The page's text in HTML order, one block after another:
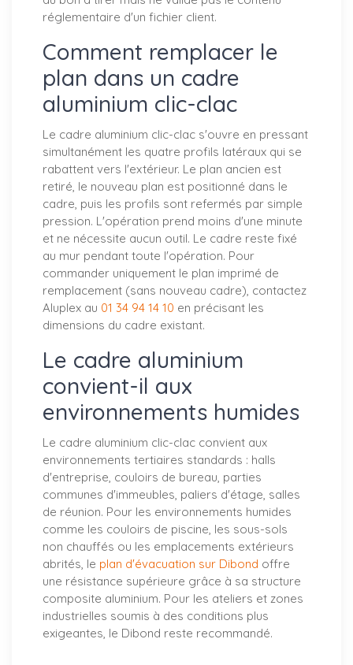
réglementaire d'un fichier client.
Comment remplacer le
plan dans un cadre
aluminium clic-clac
Le cadre aluminium clic-clac s'ouvre en pressant
simultanément les quatre profils latéraux qui se
rabattent vers l'extérieur. Le plan ancien est
retiré, le nouveau plan est positionné dans le
cadre, puis les profils sont refermés par simple
pression. L'opération prend moins d'une minute
et ne nécessite aucun outil. Le cadre reste fixé
au mur pendant toute l'opération. Pour
commander uniquement le plan imprimé de
remplacement (sans nouveau cadre), contactez
Aluplex au 01 34 94 14 10 en précisant les
dimensions du cadre existant.
Le cadre aluminium
convient-il aux
environnements humides
Le cadre aluminium clic-clac convient aux
environnements tertiaires standards : halls
d'entreprise, couloirs de bureau, parties
communes d'immeubles, paliers d'étage, salles
de réunion. Pour les environnements humides
comme les couloirs de piscine, les sous-sols
non chauffés ou les emplacements extérieurs
abrités, le plan d'évacuation sur Dibond offre
une résistance supérieure grâce à sa structure
composite aluminium. Pour les ateliers et zones
industrielles soumis à des conditions plus
exigeantes, le Dibond reste recommandé.